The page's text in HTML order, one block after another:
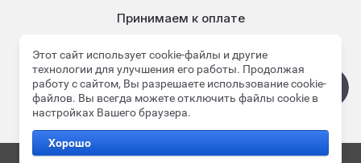
Принимаем к оплате
© 2022 - 2026 NORTH IVA
Megagroup.ru
Этот сайт использует cookie-файлы и другие
технологии для улучшения его работы. Продолжая
работу с сайтом, Вы разрешаете использование cookie-
файлов. Вы всегда можете отключить файлы cookie в
настройках Вашего браузера.
Хорошо